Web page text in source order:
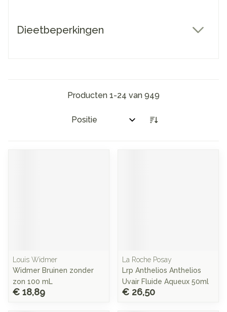
Dieetbeperkingen
Producten 1-24 van 949
Sorteer op:
Louis Widmer
Widmer Bruinen zonder
zon 100 mL
€ 18,89
La Roche Posay
Lrp Anthelios Anthelios
Uvair Fluide Aqueux 50ml
€ 26,50